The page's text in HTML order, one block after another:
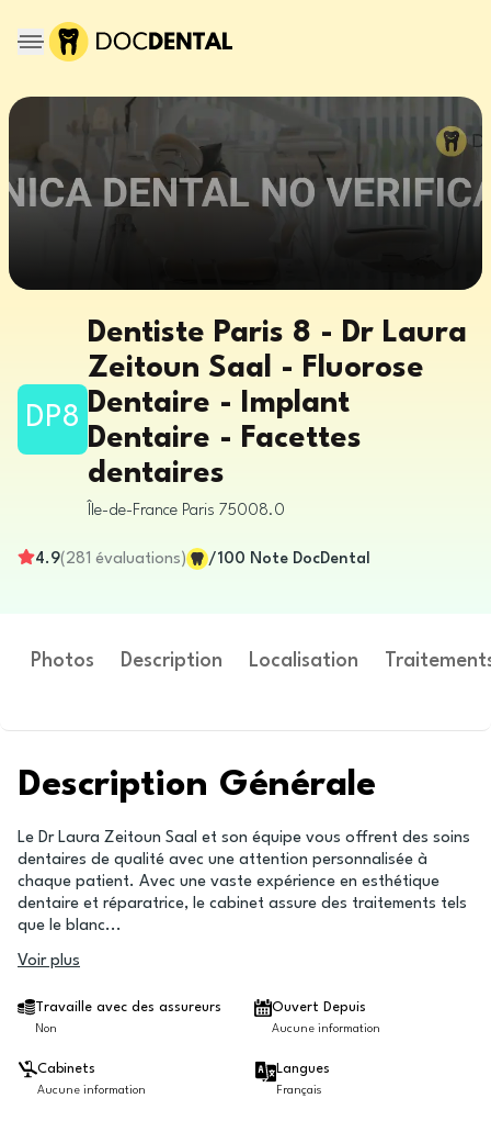
DP8
Dentiste Paris 8 - Dr Laura
Zeitoun Saal - Fluorose
Dentaire - Implant
Dentaire - Facettes
dentaires
Île-de-France Paris 75008.0
4.9( 281 évaluations) /100 Note DocDental
Photos Description Localisation
Description Générale
Le Dr Laura Zeitoun Saal et son équipe vous offrent des soins
dentaires de qualité avec une attention personnalisée à
chaque patient. Avec une vaste expérience en esthétique
dentaire et réparatrice, le cabinet assure des traitements tels
que le blanc...
Voir plus
Travaille avec des assureurs
Non
Ouvert Depuis
Aucune information
Cabinets
Aucune information
Langues
Français